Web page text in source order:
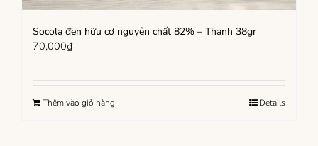
Socola đen hữu cơ nguyên chất 82% – Thanh 38gr
70,000₫
Thêm vào giỏ hàng Details